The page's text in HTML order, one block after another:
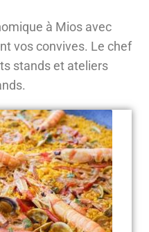
à Mios avec
vos convives. Le chef
stands et ateliers